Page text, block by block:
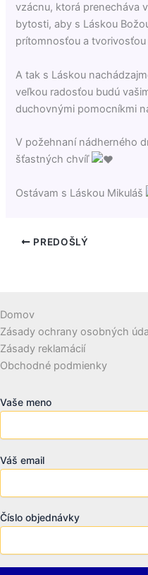
vzácnu, ktorá prenecháva
bytosti, aby s Láskou
prítomnosťou a
A tak s Láskou
veľkou radosťou budú
duchovnými pomocníkmi
V požehnaní nádherného
šťastných chvíľ
Ostávam s Láskou Mikuláš
PREDOŠLÝ
Domov
Zásady ochrany osobných
Zásady reklamácií
Obchodné podmienky
Vaše meno
Váš email
Číslo objednávky